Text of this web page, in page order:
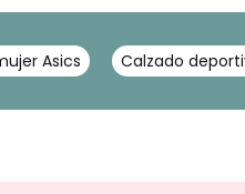
Asics Calzado